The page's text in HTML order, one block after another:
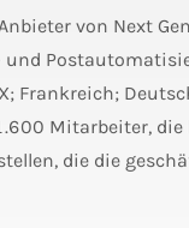
von Next
Frankreich;
Mitarbeiter,
die die